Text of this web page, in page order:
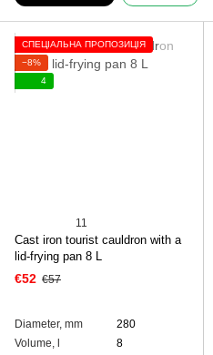
СПЕЦІАЛЬНА ПРОПОЗИЦІЯ
−8%
4
11
Cast iron tourist cauldron with а
lid-frying pan 8 L
€52 €57
Diameter, mm
280
Volume, l
8